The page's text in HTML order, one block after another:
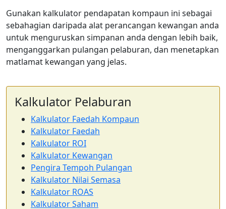
Gunakan kalkulator pendapatan kompaun ini sebagai
sebahagian daripada alat perancangan kewangan anda
untuk menguruskan simpanan anda dengan lebih baik,
menganggarkan pulangan pelaburan, dan menetapkan
matlamat kewangan yang jelas.
Kalkulator Pelaburan
Kalkulator Faedah Kompaun
Kalkulator Faedah
Kalkulator ROI
Kalkulator Kewangan
Pengira Tempoh Pulangan
Kalkulator Nilai Semasa
Kalkulator ROAS
Kalkulator Saham